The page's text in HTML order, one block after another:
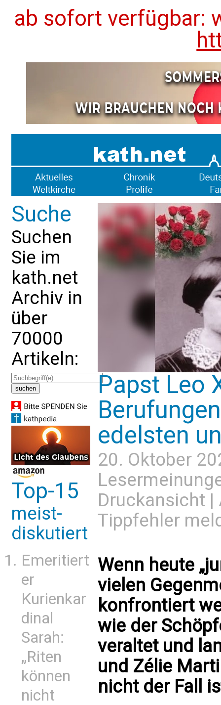
ab sofort verfügbar:
Suche
Suchen
Sie im
kath.net
Archiv in
über
70000
Artikeln:
Top-15
meist-
diskutiert
Emeritiert
er
Kurienkar
dinal
Sarah:
„Riten
können
nicht
Papst Leo
edelsten
20. Oktober
Druckansicht |
Tippfehler
Wenn heute
vielen
konfrontiert
wie der
veraltet und
und Zélie
nicht der Fall